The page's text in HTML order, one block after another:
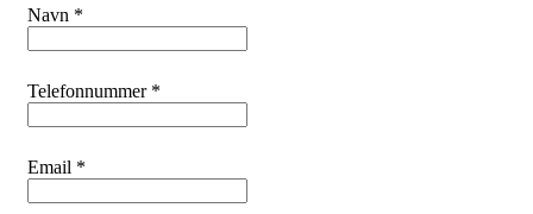
Navn *
Telefonnummer *
Email *